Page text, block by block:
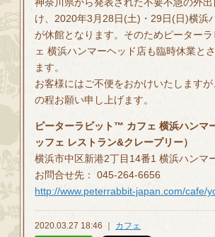
け、2020年3月28日(土)・29日(日)横浜
が休館となります。そのためピーター
ェ 横浜ハンマーヘッド店も臨時休業と
ます。
お客様にはご不便をおかけいたします
の程お願い申し上げます。
ピーターラビット™ カフェ 横浜ハンマ
ッフェ レストラン&クレープリー）
横浜市中区新港2丁目14番1 横浜ハンマ
お問合せ先： 045-264-6656
http://www.peterrabbit-japan.com/cafe/
2020.03.27 18:46 ｜ カフェ